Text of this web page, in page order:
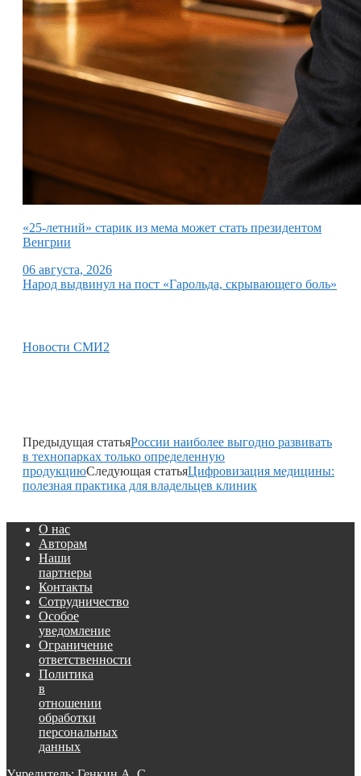
«25-летний» старик из мема может стать президентом
Венгрии
06 августа, 2026
Народ выдвинул на пост «Гарольда, скрывающего боль»
Новости СМИ2
Предыдущая статьяРоссии наиболее выгодно развивать
в технопарках только определенную
продукциюСледующая статьяЦифровизация медицины:
полезная практика для владельцев клиник
О нас
Авторам
Наши
партнеры
Контакты
Сотрудничество
Особое
уведомление
Ограничение
ответственности
Политика
в
отношении
обработки
персональных
данных